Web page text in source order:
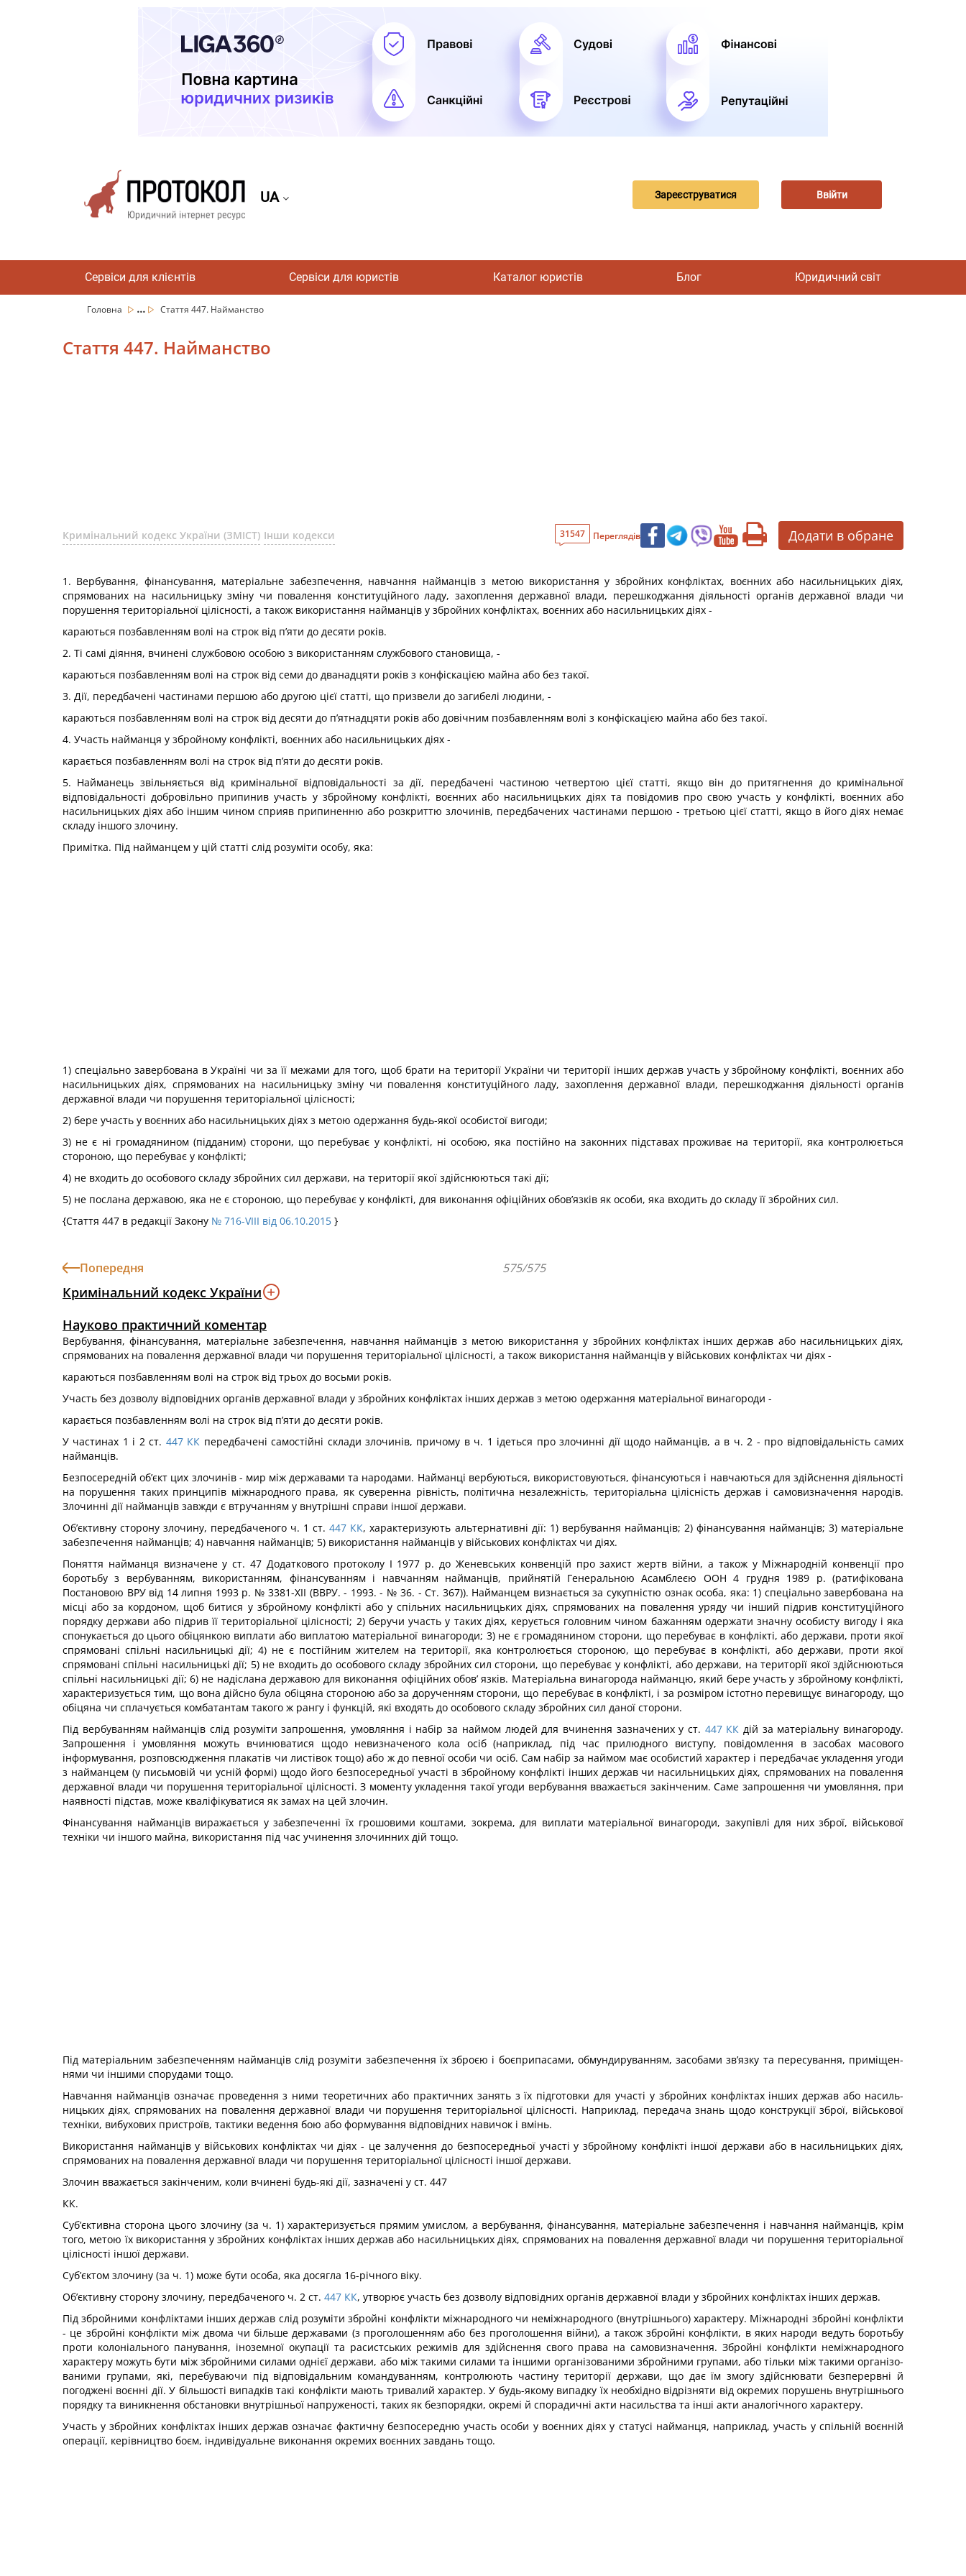
UA Зареєструватися Ввійти
Сервіси для клієнтів Сервіси для юристів Каталог юристів Блог Юридичний світ
Головна ... Стаття 447. Найманство
Стаття 447. Найманство
Кримінальний кодекс України (ЗМІСТ) Інши кодекси 31547 Переглядів Додати в обране
1. Вербування, фінансування, матеріальне забезпечення, навчання найманців з метою використання у збройних конфліктах, воєнних або насильницьких діях,
спрямованих на насильницьку зміну чи повалення конституційного ладу, захоплення державної влади, перешкоджання діяльності органів державної влади чи
порушення територіальної цілісності, а також використання найманців у збройних конфліктах, воєнних або насильницьких діях -
караються позбавленням волі на строк від п’яти до десяти років.
2. Ті самі діяння, вчинені службовою особою з використанням службового становища, -
караються позбавленням волі на строк від семи до дванадцяти років з конфіскацією майна або без такої.
3. Дії, передбачені частинами першою або другою цієї статті, що призвели до загибелі людини, -
караються позбавленням волі на строк від десяти до п’ятнадцяти років або довічним позбавленням волі з конфіскацією майна або без такої.
4. Участь найманця у збройному конфлікті, воєнних або насильницьких діях -
карається позбавленням волі на строк від п’яти до десяти років.
5. Найманець звільняється від кримінальної відповідальності за дії, передбачені частиною четвертою цієї статті, якщо він до притягнення до кримінальної
відповідальності добровільно припинив участь у збройному конфлікті, воєнних або насильницьких діях та повідомив про свою участь у конфлікті, воєнних або
насильницьких діях або іншим чином сприяв припиненню або розкриттю злочинів, передбачених частинами першою - третьою цієї статті, якщо в його діях немає
складу іншого злочину.
Примітка. Під найманцем у цій статті слід розуміти особу, яка:
1) спеціально завербована в Україні чи за її межами для того, щоб брати на території України чи території інших держав участь у збройному конфлікті, воєнних або
насильницьких діях, спрямованих на насильницьку зміну чи повалення конституційного ладу, захоплення державної влади, перешкоджання діяльності органів
державної влади чи порушення територіальної цілісності;
2) бере участь у воєнних або насильницьких діях з метою одержання будь-якої особистої вигоди;
3) не є ні громадянином (підданим) сторони, що перебуває у конфлікті, ні особою, яка постійно на законних підставах проживає на території, яка контролюється
стороною, що перебуває у конфлікті;
4) не входить до особового складу збройних сил держави, на території якої здійснюються такі дії;
5) не послана державою, яка не є стороною, що перебуває у конфлікті, для виконання офіційних обов’язків як особи, яка входить до складу її збройних сил.
{Стаття 447 в редакції Закону № 716-VIII від 06.10.2015 }
Попередня 575/575
Кримінальний кодекс України
Науково практичний коментар
Вербування, фінансування, матеріальне забезпечення, навчання найман­ців з метою використання у збройних конфліктах інших держав або насиль­ницьких діях,
спрямованих на повалення державної влади чи порушення те­риторіальної цілісності, а також використання найманців у військових кон­фліктах чи діях -
караються позбавленням волі на строк від трьох до восьми років.
Участь без дозволу відповідних органів державної влади у збройних кон­фліктах інших держав з метою одержання матеріальної винагороди -
карається позбавленням волі на строк від п’яти до десяти років.
У частинах 1 і 2 ст. 447 КК передбачені самостійні склади злочинів, причому в ч. 1 ідеться про злочинні дії щодо найманців, а в ч. 2 - про відповідальність самих
найманців.
Безпосередній об’єкт цих злочинів - мир між державами та народами. Найман­ці вербуються, використовуються, фінансуються і навчаються для здійснення діяль­ності
на порушення таких принципів міжнародного права, як суверенна рівність, політична незалежність, територіальна цілісність держав і самовизначення народів.
Злочинні дії найманців завжди є втручанням у внутрішні справи іншої держави.
Об’єктивну сторону злочину, передбаченого ч. 1 ст. 447 КК, характеризують альтернативні дії: 1) вербування найманців; 2) фінансування найманців; 3) матеріаль­не
забезпечення найманців; 4) навчання найманців; 5) використання найманців у вій­ськових конфліктах чи діях.
Поняття найманця визначене у ст. 47 Додаткового протоколу І 1977 р. до Же­невських конвенцій про захист жертв війни, а також у Міжнародній конвенції про
боротьбу з вербуванням, використанням, фінансуванням і навчанням найманців, при­йнятій Генеральною Асамблеєю ООН 4 грудня 1989 р. (ратифікована
Постановою ВРУ від 14 липня 1993 р. № 3381-ХІІ (ВВРУ. - 1993. - № 36. - Ст. 367)). Найманцем визнається за сукупністю ознак особа, яка: 1) спеціально завербована на
місці або за кордоном, щоб битися у збройному конфлікті або у спільних насильницьких діях, спрямованих на повалення уряду чи інший підрив конституційного
порядку держави або підрив її територіальної цілісності; 2) беручи участь у таких діях, керується голо­вним чином бажанням одержати значну особисту вигоду і яка
спонукається до цього обіцянкою виплати або виплатою матеріальної винагороди; 3) не є громадянином сторони, що перебуває в конфлікті, або держави, проти якої
спрямовані спільні на­сильницькі дії; 4) не є постійним жителем на території, яка контролюється стороною, що перебуває в конфлікті, або держави, проти якої
спрямовані спільні насильниць­кі дії; 5) не входить до особового складу збройних сил сторони, що перебуває у кон­флікті, або держави, на території якої здійснюються
спільні насильницькі дії; 6) не надіслана державою для виконання офіційних обов’ язків. Матеріальна винагорода найманцю, який бере участь у збройному конфлікті,
характеризується тим, що вона дійсно була обіцяна стороною або за дорученням сторони, що перебуває в конфлік­ті, і за розміром істотно перевищує винагороду, що
обіцяна чи сплачується комба­тантам такого ж рангу і функцій, які входять до особового складу збройних сил даної сторони.
Під вербуванням найманців слід розуміти запрошення, умовляння і набір за наймом людей для вчинення зазначених у ст. 447 КК дій за матеріальну винагороду.
Запрошення і умовляння можуть вчинюватися щодо невизначеного кола осіб (напри­клад, під час прилюдного виступу, повідомлення в засобах масового
інформування, розповсюдження плакатів чи листівок тощо) або ж до певної особи чи осіб. Сам набір за наймом має особистий характер і передбачає укладення угоди
з найманцем (у пись­мовій чи усній формі) щодо його безпосередньої участі в збройному конфлікті інших держав чи насильницьких діях, спрямованих на повалення
державної влади чи по­рушення територіальної цілісності. З моменту укладення такої угоди вербування вважається закінченим. Саме запрошення чи умовляння, при
наявності підстав, може кваліфікуватися як замах на цей злочин.
Фінансування найманців виражається у забезпеченні їх грошовими коштами, зокрема, для виплати матеріальної винагороди, закупівлі для них зброї, військової
техніки чи іншого майна, використання під час учинення злочинних дій тощо.
Під матеріальним забезпеченням найманців слід розуміти забезпечення їх збро­єю і боєприпасами, обмундируванням, засобами зв’язку та пересування, приміщен­
нями чи іншими спорудами тощо.
Навчання найманців означає проведення з ними теоретичних або практичних занять з їх підготовки для участі у збройних конфліктах інших держав або насиль­
ницьких діях, спрямованих на повалення державної влади чи порушення територіаль­ної цілісності. Наприклад, передача знань щодо конструкції зброї, військової
техніки, вибухових пристроїв, тактики ведення бою або формування відповідних навичок і вмінь.
Використання найманців у військових конфліктах чи діях - це залучення до безпосередньої участі у збройному конфлікті іншої держави або в насильницьких діях,
спрямованих на повалення державної влади чи порушення територіальної цілісності іншої держави.
Злочин вважається закінченим, коли вчинені будь-які дії, зазначені у ст. 447
КК.
Суб’єктивна сторона цього злочину (за ч. 1) характеризується прямим умис­лом, а вербування, фінансування, матеріальне забезпечення і навчання найманців, крім
того, метою їх використання у збройних конфліктах інших держав або насильницьких діях, спрямованих на повалення державної влади чи порушення територіальної
ціліс­ності іншої держави.
Суб’єктом злочину (за ч. 1) може бути особа, яка досягла 16-річного віку.
Об’єктивну сторону злочину, передбаченого ч. 2 ст. 447 КК, утворює участь без дозволу відповідних органів державної влади у збройних конфліктах інших держав.
Під збройними конфліктами інших держав слід розуміти збройні конфлікти міжнародного чи неміжнародного (внутрішнього) характеру. Міжнародні збройні конфлікти
- це збройні конфлікти між двома чи більше державами (з проголошенням або без проголошення війни), а також збройні конфлікти, в яких народи ведуть бо­ротьбу
проти колоніального панування, іноземної окупації та расистських режимів для здійснення свого права на самовизначення. Збройні конфлікти неміжнародного
характеру можуть бути між збройними силами однієї держави, або між такими сила­ми та іншими організованими збройними групами, або тільки між такими організо­
ваними групами, які, перебуваючи під відповідальним командуванням, контролюють частину території держави, що дає їм змогу здійснювати безперервні й
погоджені воєнні дії. У більшості випадків такі конфлікти мають тривалий характер. У будь-якому випадку їх необхідно відрізняти від окремих порушень внутрішнього
порядку та ви­никнення обстановки внутрішньої напруженості, таких як безпорядки, окремі й спо­радичні акти насильства та інші акти аналогічного характеру.
Участь у збройних конфліктах інших держав означає фактичну безпосередню участь особи у воєнних діях у статусі найманця, наприклад, участь у спільній воєнній
операції, керівництво боєм, індивідуальне виконання окремих воєнних завдань тощо.